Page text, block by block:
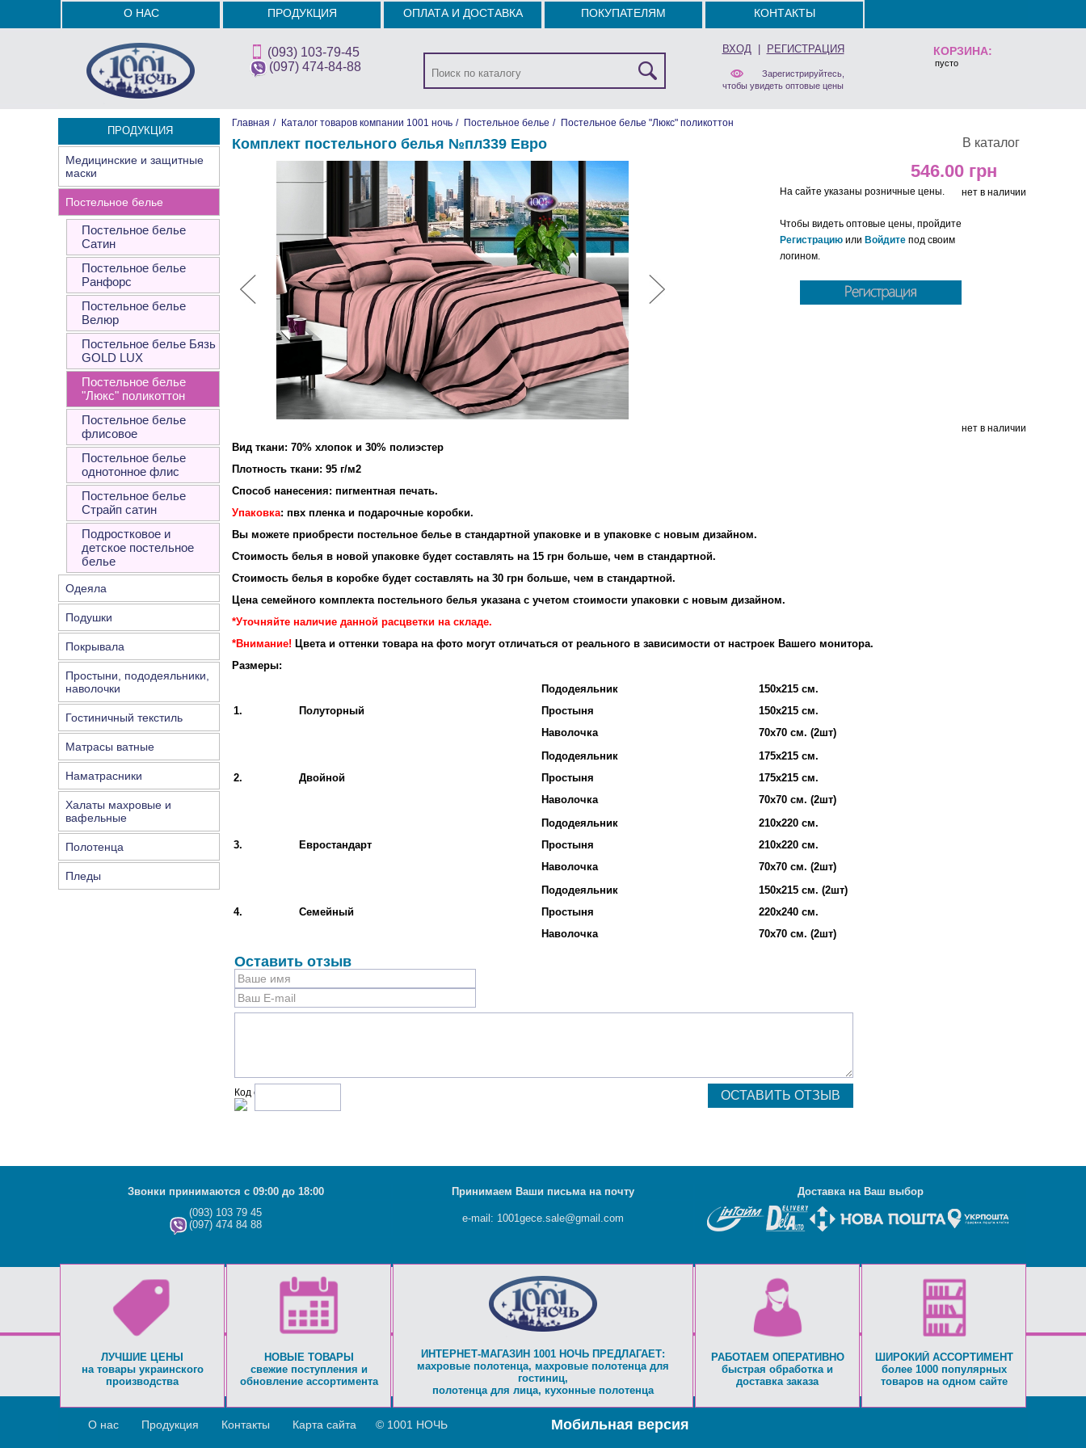
КОРЗИНА:
пусто
О НАС ПРОДУКЦИЯ ОПЛАТА И ДОСТАВКА ПОКУПАТЕЛЯМ КОНТАКТЫ
(093) 103-79-45
(097) 474-84-88
ВХОД| РЕГИСТРАЦИЯ
Зарегистрируйтесь,
чтобы увидеть оптовые цены
ПРОДУКЦИЯ
Медицинские и защитные
маски
Постельное белье
Постельное белье
Сатин
Постельное белье
Ранфорс
Постельное белье
Велюр
Постельное белье Бязь
GOLD LUX
Постельное белье
"Люкс" поликоттон
Постельное белье
флисовое
Постельное белье
однотонное флис
Постельное белье
Страйп сатин
Подростковое и
детское постельное
белье
Одеяла
Подушки
Покрывала
Простыни, пододеяльники,
наволочки
Гостиничный текстиль
Матрасы ватные
Наматрасники
Халаты махровые и
вафельные
Полотенца
Пледы
Главная / Каталог товаров компании 1001 ночь / Постельное белье / Постельное белье "Люкс" поликоттон
В каталог
Комплект постельного белья №пл339 Евро
546.00
нет в наличии
На сайте указаны розничные цены.
Чтобы видеть оптовые цены, пройдите
Регистрацию или Войдите под своим
логином.
нет в наличии
Вид ткани: 70% хлопок и 30% полиэстер
Плотность ткани: 95 г/м2
Способ нанесения: пигментная печать.
Упаковка: пвх пленка и подарочные коробки.
Вы можете приобрести постельное белье в стандартной упаковке и в упаковке с новым дизайном.
Стоимость белья в новой упаковке будет составлять на 15 грн больше, чем в стандартной.
Стоимость белья в коробке будет составлять на 30 грн больше, чем в стандартной.
Цена семейного комплекта постельного белья указана с учетом стоимости упаковки с новым дизайном.
*Уточняйте наличие данной расцветки на складе.
*Внимание! Цвета и оттенки товара на фото могут отличаться от реального в зависимости от настроек Вашего монитора.
Размеры:
1. Полуторный
Пододеяльник
Простыня
Наволочка
150х215 см.
150х215 см.
70х70 см. (2шт)
2. Двойной
Пододеяльник
Простыня
Наволочка
175х215 см.
175х215 см.
70х70 см. (2шт)
3. Евростандарт
Пододеяльник
Простыня
Наволочка
210х220 см.
210х220 см.
70х70 см. (2шт)
4. Семейный
Пододеяльник
Простыня
Наволочка
150х215 см. (2шт)
220х240 см.
70х70 см. (2шт)
Оставить отзыв
Код с рисунка:
Мобильная версия
О нас Продукция Контакты Карта сайта © 1001 НОЧЬ
Звонки принимаются с 09:00 до 18:00 Принимаем Ваши письма на почту Доставка на Ваш выбор
(093) 103 79 45
(097) 474 84 88
e-mail: 1001gece.sale@gmail.com
ЛУЧШИЕ ЦЕНЫ
на товары украинского
производства
НОВЫЕ ТОВАРЫ
свежие поступления и
обновление ассортимента
ИНТЕРНЕТ-МАГАЗИН 1001 НОЧЬ ПРЕДЛАГАЕТ:
махровые полотенца, махровые полотенца для
гостиниц,
полотенца для лица, кухонные полотенца
РАБОТАЕМ ОПЕРАТИВНО
быстрая обработка и
доставка заказа
ШИРОКИЙ АССОРТИМЕНТ
более 1000 популярных
товаров на одном сайте